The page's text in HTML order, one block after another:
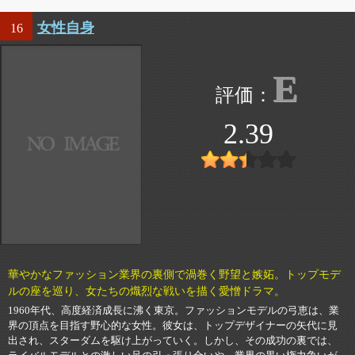
16 女性自身
E
2.39
華やかなファッション業界の裏側で渦巻く野望と嫉妬。トップモデ
ルの座を巡り、女たちの熾烈な戦いを描く愛憎ドラマ。
1960年代、高度経済成長に沸く東京。ファッションモデルの弓恵は、業
界の頂点を目指す野心的な女性。彼女は、トップデザイナーの矢代に見
出され、スターダムを駆け上がっていく。しかし、その成功の裏では、